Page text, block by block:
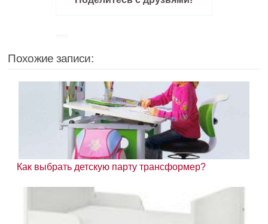
Похожие записи:
Как выбрать детскую парту трансформер?